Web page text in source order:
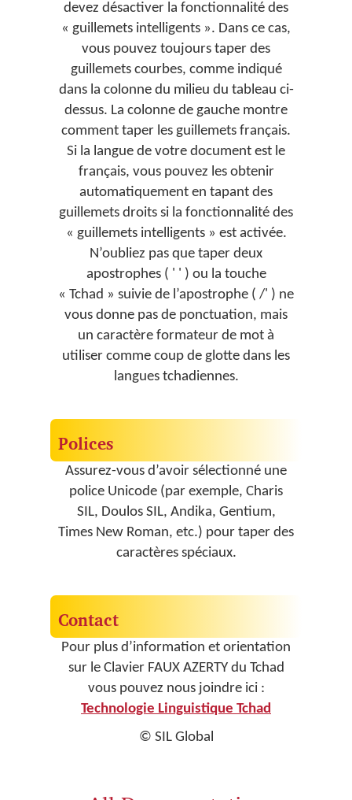
devez désactiver la fonctionnalité des
« guillemets intelligents ». Dans ce cas,
vous pouvez toujours taper des
guillemets courbes, comme indiqué
dans la colonne du milieu du tableau ci-
dessus. La colonne de gauche montre
comment taper les guillemets français.
Si la langue de votre document est le
français, vous pouvez les obtenir
automatiquement en tapant des
guillemets droits si la fonctionnalité des
« guillemets intelligents » est activée.
N’oubliez pas que taper deux
apostrophes ( ' ' ) ou la touche
« Tchad » suivie de l’apostrophe ( /' ) ne
vous donne pas de ponctuation, mais
un caractère formateur de mot à
utiliser comme coup de glotte dans les
langues tchadiennes.
Polices
Assurez-vous d’avoir sélectionné une
police Unicode (par exemple, Charis
SIL, Doulos SIL, Andika, Gentium,
Times New Roman, etc.) pour taper des
caractères spéciaux.
Contact
Pour plus d’information et orientation
sur le Clavier FAUX AZERTY du Tchad
vous pouvez nous joindre ici :
Technologie Linguistique Tchad
© SIL Global